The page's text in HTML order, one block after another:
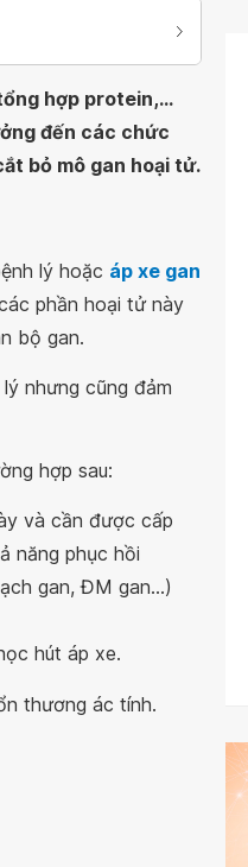
hợp protein,...
đến các chức
bỏ mô gan hoại tử.
lý hoặc áp xe gan
phần hoại tử này
bộ gan.
nhưng cũng đảm
hợp sau:
và cần được cấp
năng phục hồi
gan, ĐM gan...)
hút áp xe.
thương ác tính.